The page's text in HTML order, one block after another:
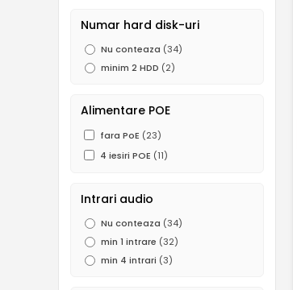
720P (1MP) (31)
960H (0.5 MP)(29)
D1(1)
Numar hard disk-uri
Nu conteaza (34)
minim 2 HDD (2)
Alimentare POE
fara PoE (23)
4 iesiri POE (11)
Intrari audio
Nu conteaza (34)
min 1 intrare (32)
min 4 intrari (3)